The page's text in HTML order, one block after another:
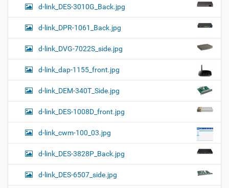
d-link_DES-3010G_Back.jpg
d-link_DPR-1061_Back.jpg
d-link_DVG-7022S_side.jpg
d-link_dap-1155_front.jpg
d-link_DEM-340T_Side.jpg
d-link_DES-1008D_front.jpg
d-link_cwm-100_03.jpg
d-link_DES-3828P_Back.jpg
d-link_DES-6507_side.jpg